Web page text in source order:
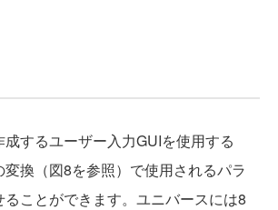
するユーザー入力GUIを使用する
換（図8を参照）で使用されるパラ
ることができます。ユニバースには8